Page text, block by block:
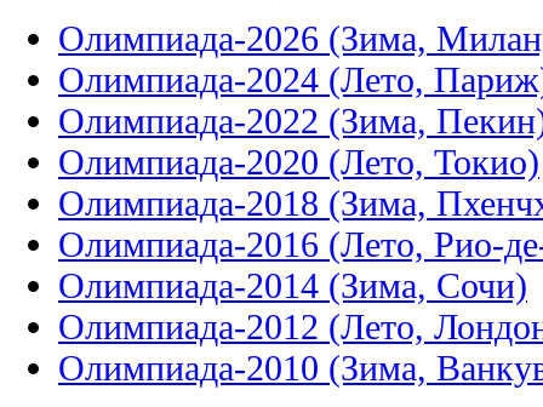
Олимпиада-2026 (Зима,
Олимпиада-2024 (Лето,
Олимпиада-2022 (Зима,
Олимпиада-2020 (Лето, Токио)
Олимпиада-2018 (Зима,
Олимпиада-2016 (Лето, Рио-
Олимпиада-2014 (Зима, Сочи)
Олимпиада-2012 (Лето,
Олимпиада-2010 (Зима,